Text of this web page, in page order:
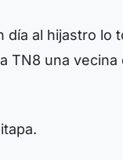
día al hijastro lo
TN8 una